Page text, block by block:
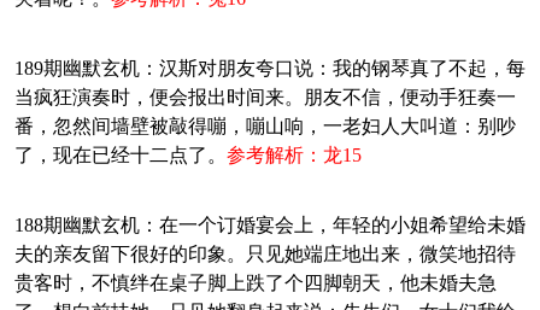
189期幽默玄机：汉斯对朋友夸口说：我的钢琴真了不起，每
当疯狂演奏时，便会报出时间来。朋友不信，便动手狂奏一
番，忽然间墙壁被敲得嘣，嘣山响，一老妇人大叫道：别吵
了，现在已经十二点了。 参考解析：龙15
188期幽默玄机：在一个订婚宴会上，年轻的小姐希望给未婚
夫的亲友留下很好的印象。只见她端庄地出来，微笑地招待
贵客时，不慎绊在桌子脚上跌了个四脚朝天，他未婚夫急